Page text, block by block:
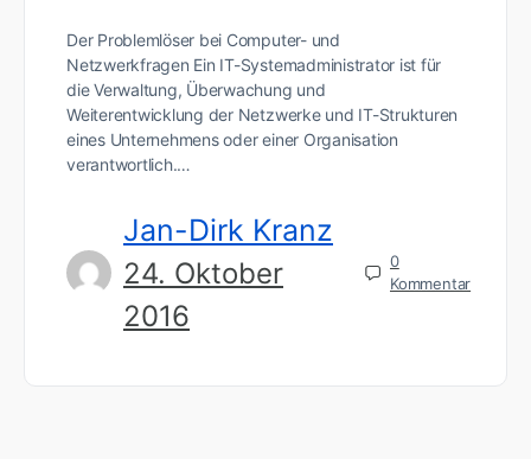
Der Problemlöser bei Computer- und
Netzwerkfragen Ein IT-Systemadministrator ist für
die Verwaltung, Überwachung und
Weiterentwicklung der Netzwerke und IT-Strukturen
eines Unternehmens oder einer Organisation
verantwortlich.…
Jan-Dirk Kranz
24. Oktober
2016
0
Kommentar